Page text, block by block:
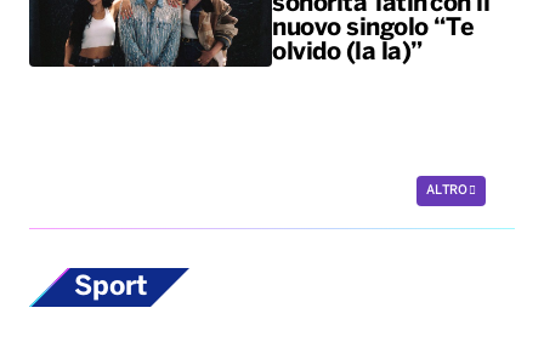
nuovo singolo “Te
olvido (la la)”
ALTRO
Sport